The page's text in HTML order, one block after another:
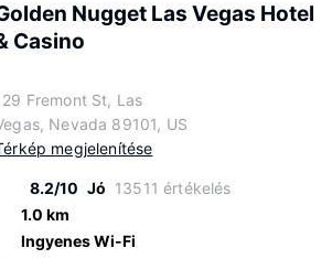
Nugget Las Vegas Hotel
Casino
Fremont St, Las
Nevada 89101, US
megjelenítése
8.2/10 Jó 13511 értékelés
1.0 km
Ingyenes Wi-Fi